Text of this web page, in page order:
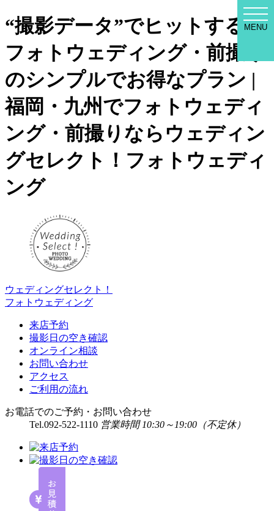
“撮影データ”でヒットする
フォトウェディング・前撮り
のシンプルでお得なプラン |
福岡・九州でフォトウェディ
ング・前撮りならウェディン
グセレクト！フォトウェディ
ング
ウェディングセレクト！
フォトウェディング
来店予約
撮影日の空き確認
オンライン相談
お問い合わせ
アクセス
ご利用の流れ
お電話でのご予約・お問い合わせ
Tel.092-522-1110 営業時間 10:30～19:00（不定休）
MENU